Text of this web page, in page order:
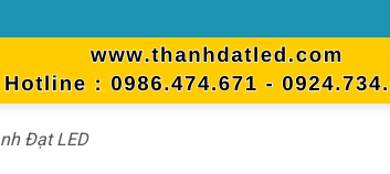
Đạt LED